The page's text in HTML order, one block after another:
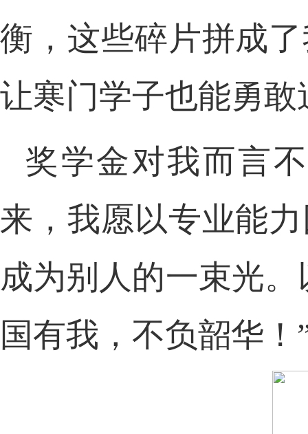
衡，这些碎片拼成
让寒门学子也能勇敢
奖学金对我而言
来，我愿以专业能
成为别人的一束光
国有我，不负韶华！